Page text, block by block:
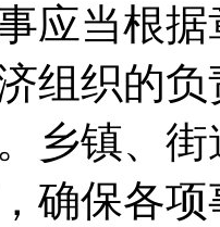
应当根
组织的
乡镇、
确保各